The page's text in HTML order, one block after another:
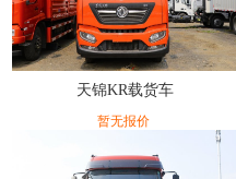
天锦KR载货车
暂无报价